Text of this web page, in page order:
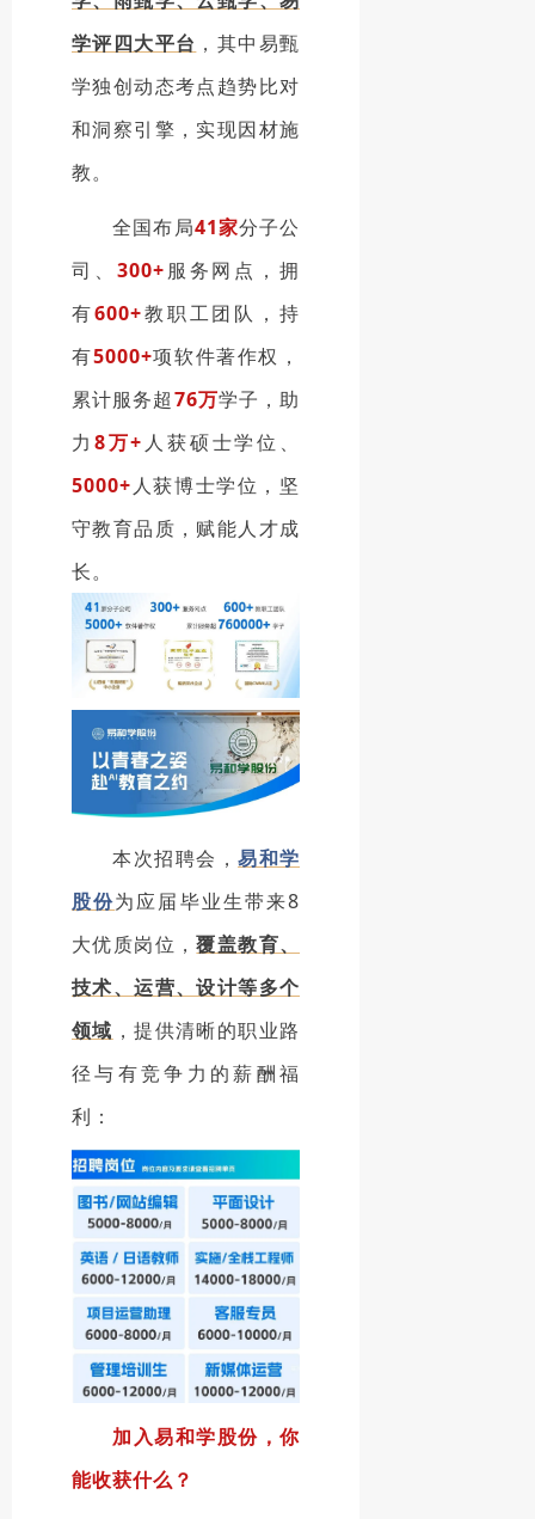
学评四大平台 ，其中易甄
学独创动态考点趋势比对
和洞察引擎，实现因材施
教。
全国布局41家分子公
司、 300+服务网点，拥
有600+教职工团队，持
有5000+项软件著作权，
累计服务超76万学子，助
力 8万+ 人获硕士学位、
5000+人获博士学位，坚
守教育品质，赋能人才成
长。
本次招聘会，易和学
股份为应届毕业生带来8
大优质岗位，覆盖教育、
技术、运营、设计等多个
领域 ，提供清晰的职业路
径与有竞争力的薪酬福
利：
加入易和学股份，你
能收获什么？